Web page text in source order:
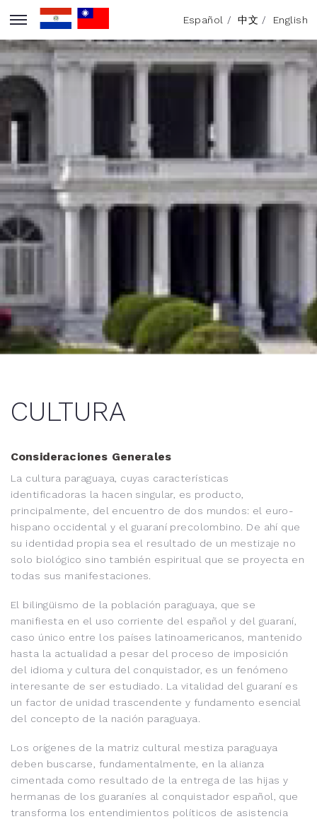
Español / 中文 / English
CULTURA
Consideraciones Generales
La cultura paraguaya, cuyas características
identificadoras la hacen singular, es producto,
principalmente, del encuentro de dos mundos: el euro-
hispano occidental y el guaraní precolombino. De ahí que
su identidad propia sea el resultado de un mestizaje no
solo biológico sino también espiritual que se proyecta en
todas sus manifestaciones.
El bilingüismo de la población paraguaya, que se
manifiesta en el uso corriente del español y del guaraní,
caso único entre los países latinoamericanos, mantenido
hasta la actualidad a pesar del proceso de imposición
del idioma y cultura del conquistador, es un fenómeno
interesante de ser estudiado. La vitalidad del guaraní es
un factor de unidad trascendente y fundamento esencial
del concepto de la nación paraguaya.
Los orígenes de la matriz cultural mestiza paraguaya
deben buscarse, fundamentalmente, en la alianza
cimentada como resultado de la entrega de las hijas y
hermanas de los guaraníes al conquistador español, que
transforma los entendimientos políticos de asistencia